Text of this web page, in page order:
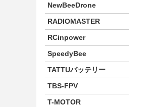
NewBeeDrone
RADIOMASTER
RCinpower
SpeedyBee
TATTUバッテリー
TBS-FPV
T-MOTOR